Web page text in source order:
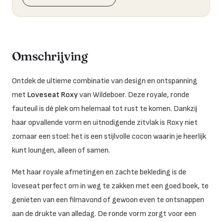
Omschrijving
Ontdek de ultieme combinatie van design en ontspanning
met Loveseat Roxyvan Wildeboer. Deze royale, ronde
fauteuil is dé plek om helemaal tot rust te komen. Dankzij
haar opvallende vorm en uitnodigende zitvlak is Roxy niet
zomaar een stoel: het is een stijlvolle cocon waarin je heerlijk
kunt loungen, alleen of samen.
Met haar royale afmetingen en zachte bekleding is de
loveseat perfect om in weg te zakken met een goed boek, te
genieten van een filmavond of gewoon even te ontsnappen
aan de drukte van alledag. De ronde vorm zorgt voor een